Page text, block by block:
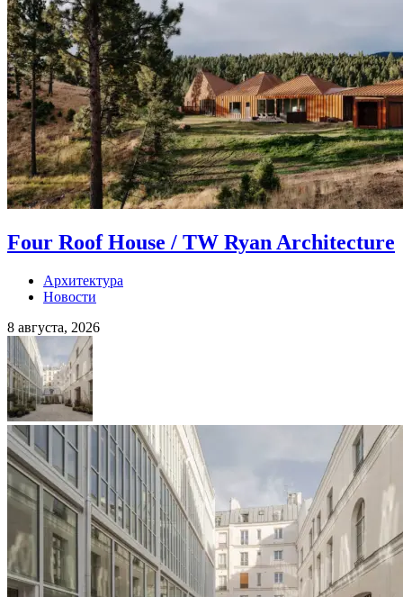
Four Roof House / TW Ryan Architecture
Архитектура
Новости
8 августа, 2026